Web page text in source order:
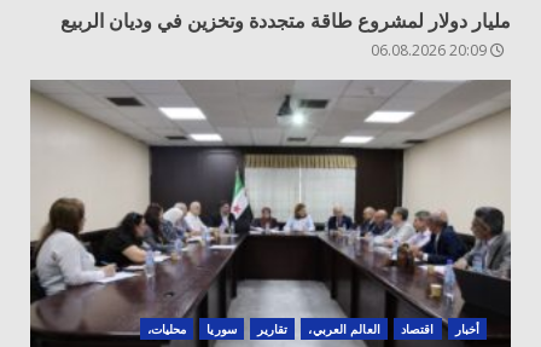
مليار دولار لمشروع طاقة متجددة وتخزين في وديان الربيع
أخبار اقتصاد العالم العربي، تقارير سوريا محليات،